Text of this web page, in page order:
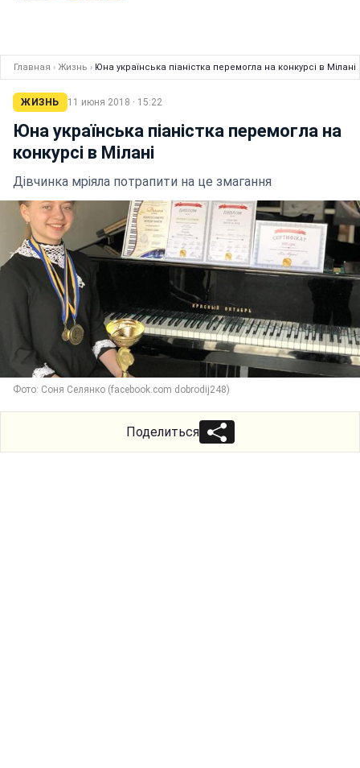
Главная › Жизнь › Юна українська піаністка перемогла на конкурсі в Мілані
ЖИЗНЬ 11 июня 2018 · 15:22
Юна українська піаністка перемогла на
конкурсі в Мілані
Дівчинка мріяла потрапити на це змагання
Фото: Соня Селянко (facebook.com dobrodij248)
Поделиться